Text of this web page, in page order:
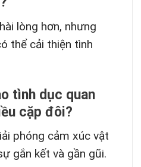
lòng hơn, nhưng
thể cải thiện tình
tình dục quan
cặp đôi?
phóng cảm xúc vật
gắn kết và gần gũi.